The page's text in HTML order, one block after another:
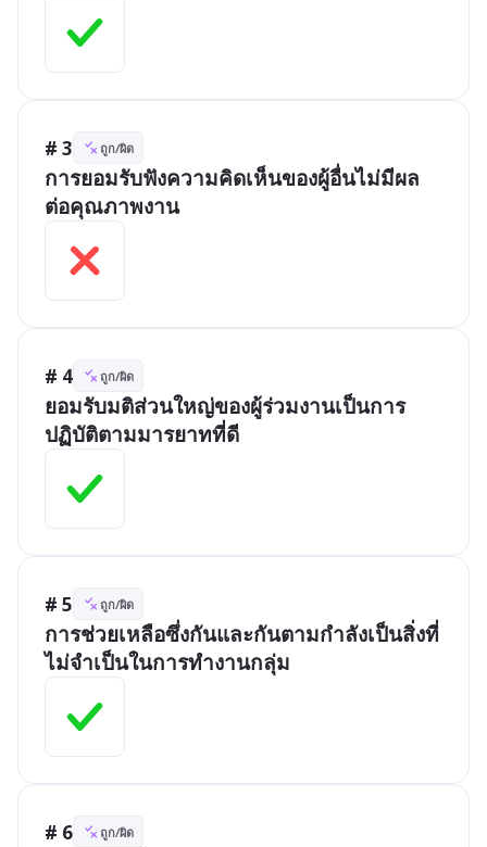
# 3 ถูก/ผิด
การยอมรับฟังความคิดเห็นของผู้อื่นไม่มีผล
ต่อคุณภาพงาน
# 4 ถูก/ผิด
ยอมรับมติส่วนใหญ่ของผู้ร่วมงานเป็นการ
ปฏิบัติตามมารยาทที่ดี
# 5 ถูก/ผิด
การช่วยเหลือซึ่งกันและกันตามกำลังเป็นสิ่งที่
ไม่จำเป็นในการทำงานกลุ่ม
# 6 ถูก/ผิด